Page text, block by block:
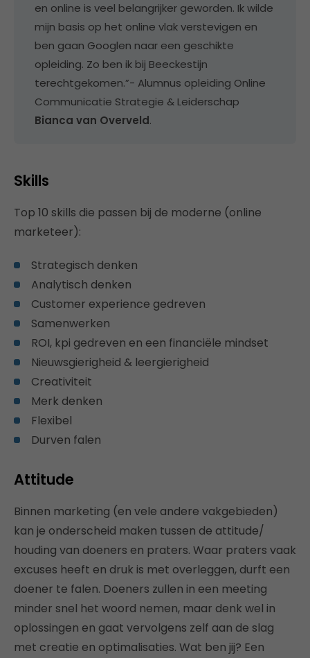
en online is veel belangrijker geworden. Ik wilde
mijn basis op het online vlak verstevigen en
ben gaan Googlen naar een geschikte
opleiding. Zo ben ik bij Beeckestijn
terechtgekomen.”- Alumnus opleiding Online
Communicatie Strategie & Leiderschap
Bianca van Overveld.
Skills
Top 10 skills die passen bij de moderne (online
marketeer):
Strategisch denken
Analytisch denken
Customer experience gedreven
Samenwerken
ROI, kpi gedreven en een financiële mindset
Nieuwsgierigheid & leergierigheid
Creativiteit
Merk denken
Flexibel
Durven falen
Attitude
Binnen marketing (en vele andere vakgebieden)
kan je onderscheid maken tussen de attitude/
houding van doeners en praters. Waar praters vaak
excuses heeft en druk is met overleggen, durft een
doener te falen. Doeners zullen in een meeting
minder snel het woord nemen, maar denk wel in
oplossingen en gaat vervolgens zelf aan de slag
met creatie en optimalisaties. Wat ben jij? Een